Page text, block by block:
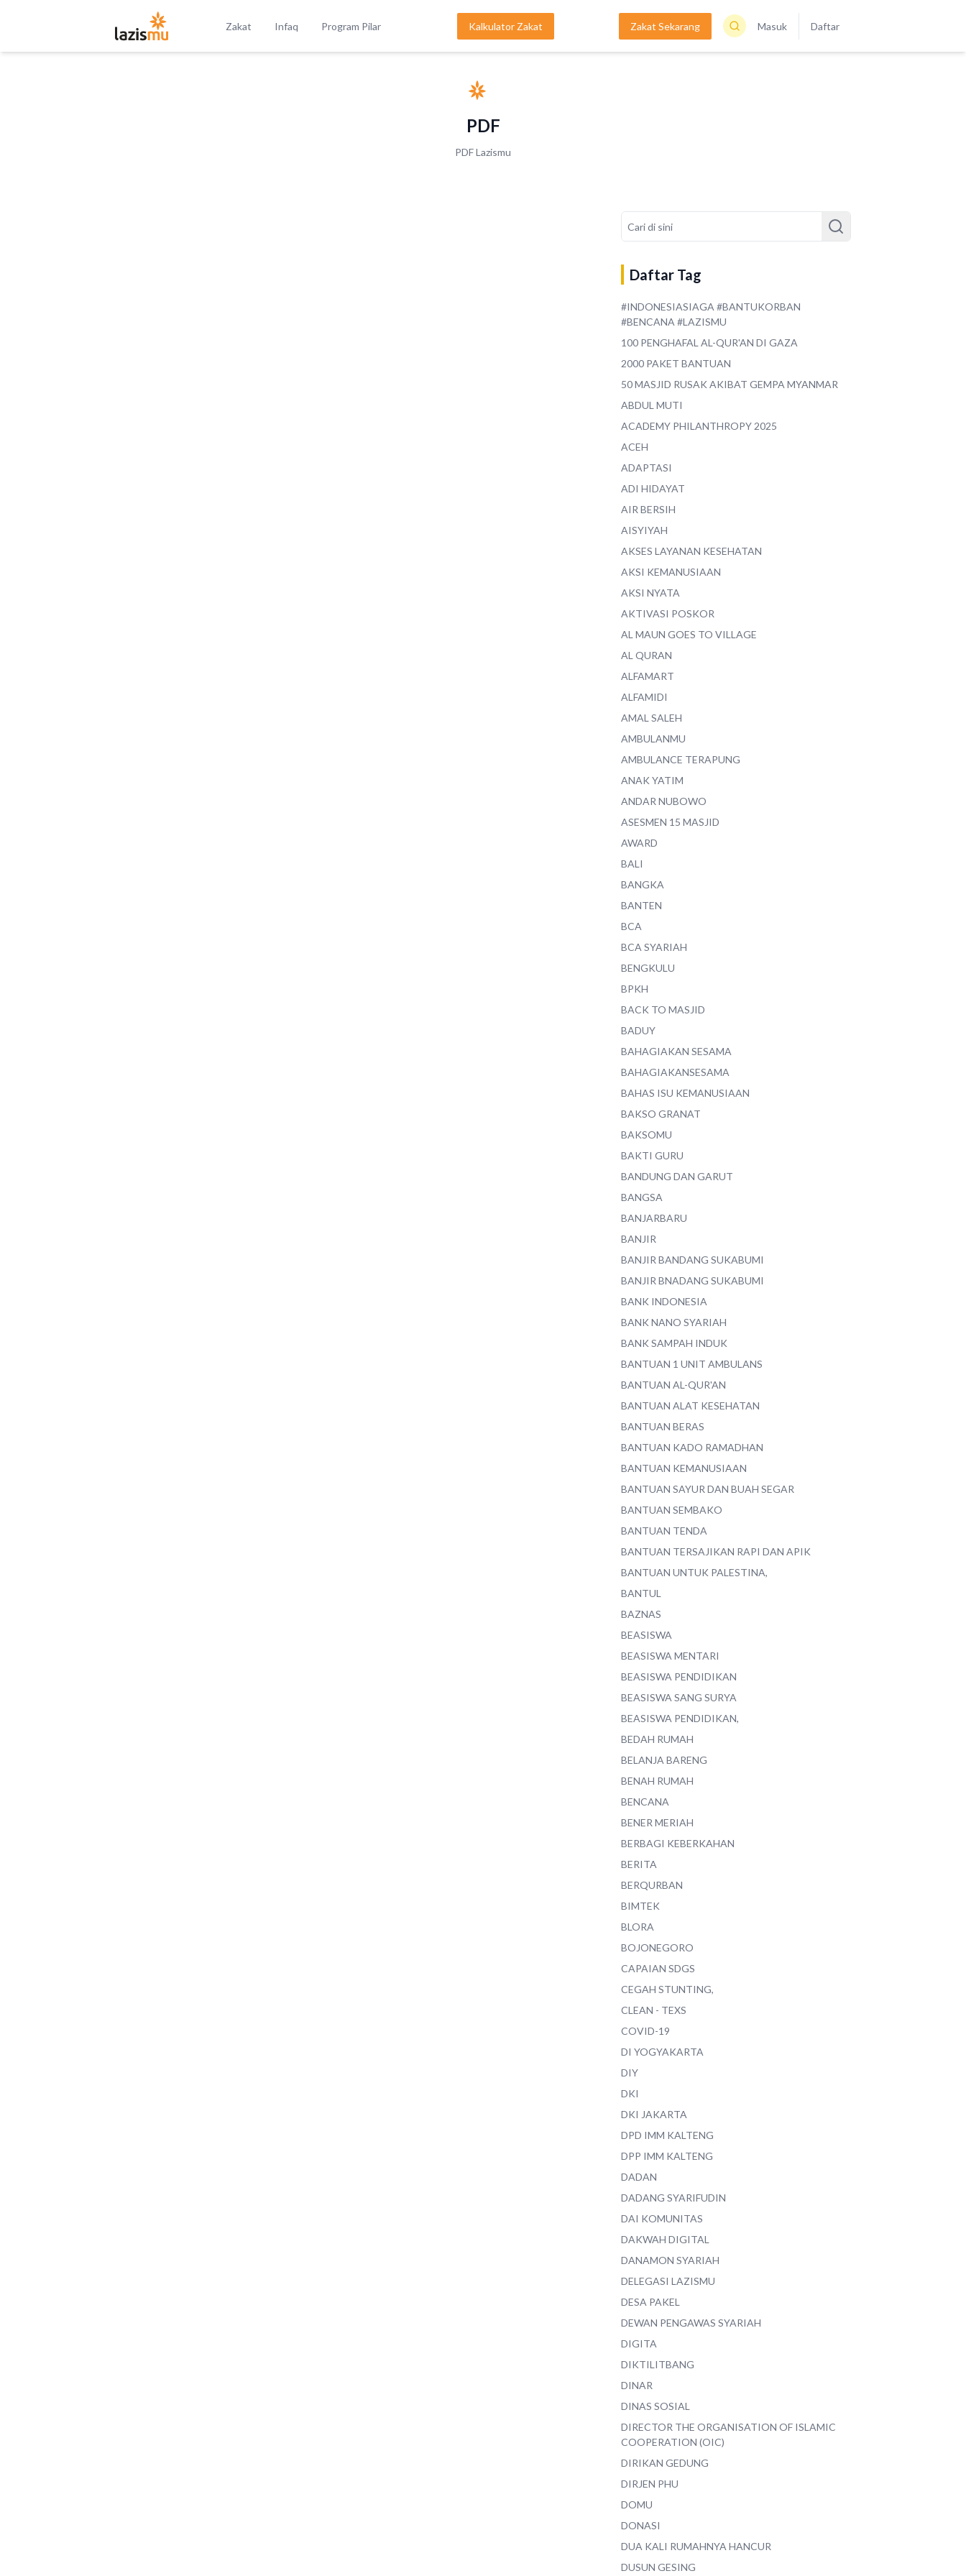
Zakat Infaq Program Pilar Kalkulator Zakat Zakat Sekarang Masuk Daftar
PDF
PDF Lazismu
Daftar Tag
#INDONESIASIAGA #BANTUKORBAN
#BENCANA #LAZISMU
100 PENGHAFAL AL-QUR'AN DI GAZA
2000 PAKET BANTUAN
50 MASJID RUSAK AKIBAT GEMPA MYANMAR
ABDUL MUTI
ACADEMY PHILANTHROPY 2025
ACEH
ADAPTASI
ADI HIDAYAT
AIR BERSIH
AISYIYAH
AKSES LAYANAN KESEHATAN
AKSI KEMANUSIAAN
AKSI NYATA
AKTIVASI POSKOR
AL MAUN GOES TO VILLAGE
AL QURAN
ALFAMART
ALFAMIDI
AMAL SALEH
AMBULANMU
AMBULANCE TERAPUNG
ANAK YATIM
ANDAR NUBOWO
ASESMEN 15 MASJID
AWARD
BALI
BANGKA
BANTEN
BCA
BCA SYARIAH
BENGKULU
BPKH
BACK TO MASJID
BADUY
BAHAGIAKAN SESAMA
BAHAGIAKANSESAMA
BAHAS ISU KEMANUSIAAN
BAKSO GRANAT
BAKSOMU
BAKTI GURU
BANDUNG DAN GARUT
BANGSA
BANJARBARU
BANJIR
BANJIR BANDANG SUKABUMI
BANJIR BNADANG SUKABUMI
BANK INDONESIA
BANK NANO SYARIAH
BANK SAMPAH INDUK
BANTUAN 1 UNIT AMBULANS
BANTUAN AL-QUR'AN
BANTUAN ALAT KESEHATAN
BANTUAN BERAS
BANTUAN KADO RAMADHAN
BANTUAN KEMANUSIAAN
BANTUAN SAYUR DAN BUAH SEGAR
BANTUAN SEMBAKO
BANTUAN TENDA
BANTUAN TERSAJIKAN RAPI DAN APIK
BANTUAN UNTUK PALESTINA,
BANTUL
BAZNAS
BEASISWA
BEASISWA MENTARI
BEASISWA PENDIDIKAN
BEASISWA SANG SURYA
BEASISWA PENDIDIKAN,
BEDAH RUMAH
BELANJA BARENG
BENAH RUMAH
BENCANA
BENER MERIAH
BERBAGI KEBERKAHAN
BERITA
BERQURBAN
BIMTEK
BLORA
BOJONEGORO
CAPAIAN SDGS
CEGAH STUNTING,
CLEAN - TEXS
COVID-19
DI YOGYAKARTA
DIY
DKI
DKI JAKARTA
DPD IMM KALTENG
DPP IMM KALTENG
DADAN
DADANG SYARIFUDIN
DAI KOMUNITAS
DAKWAH DIGITAL
DANAMON SYARIAH
DELEGASI LAZISMU
DESA PAKEL
DEWAN PENGAWAS SYARIAH
DIGITA
DIKTILITBANG
DINAR
DINAS SOSIAL
DIRECTOR THE ORGANISATION OF ISLAMIC
COOPERATION (OIC)
DIRIKAN GEDUNG
DIRJEN PHU
DOMU
DONASI
DUA KALI RUMAHNYA HANCUR
DUSUN GESING